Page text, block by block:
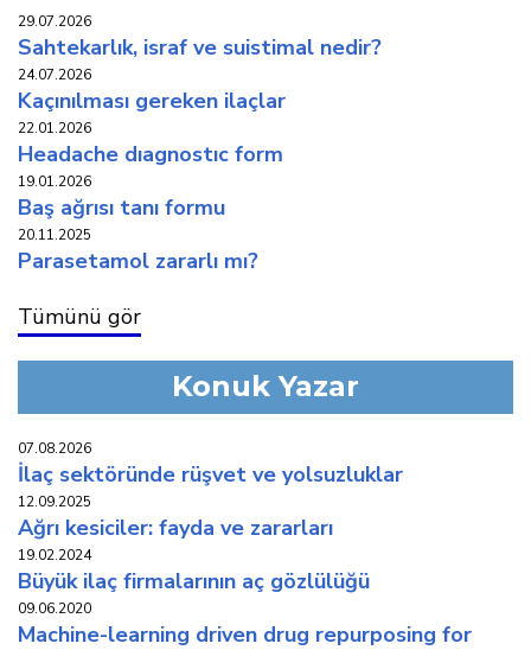
29.07.2026
sahtekarlık, i̇sraf ve suistimal nedir?
24.07.2026
kaçinilmasi gereken i̇laçlar
22.01.2026
headache diagnostic form
19.01.2026
baş ağrisi tani formu
20.11.2025
parasetamol zararli mi?
Tümünü gör
Konuk Yazar
07.08.2026
i̇laç sektöründe rüşvet ve yolsuzluklar
12.09.2025
ağri kesi̇ci̇ler: fayda ve zararlari
19.02.2024
büyük i̇laç fi̇rmalarinin aç gözlülüğü
09.06.2020
machine-learning driven drug repurposing for